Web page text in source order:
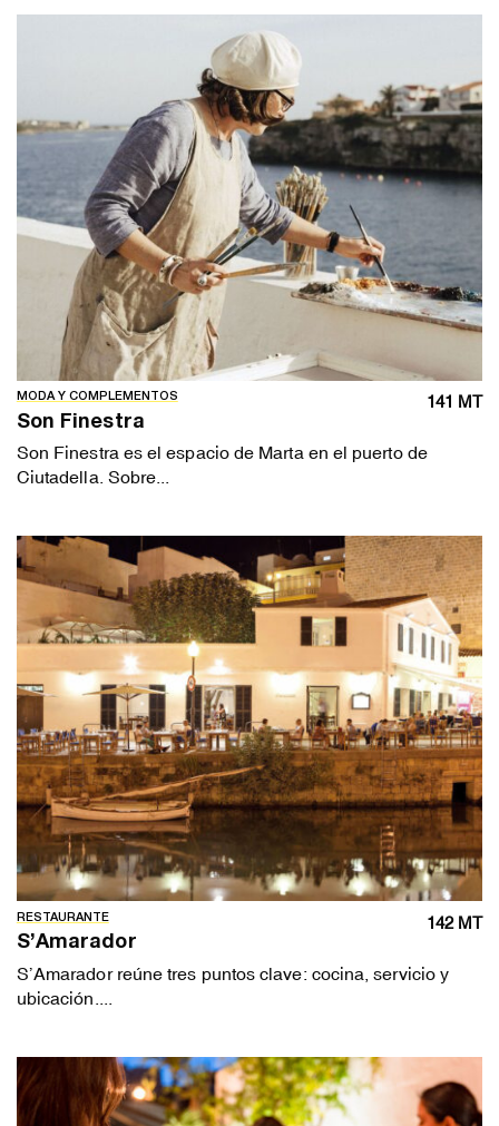
MODA Y COMPLEMENTOS 141 MT
Son Finestra
Son Finestra es el espacio de Marta en el puerto de
Ciutadella. Sobre...
RESTAURANTE 142 MT
S’Amarador
S’Amarador reúne tres puntos clave: cocina, servicio y
ubicación....